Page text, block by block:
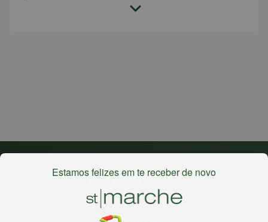
, o St. Marche busca oferecer a melhor
Estamos felizes em te receber de novo